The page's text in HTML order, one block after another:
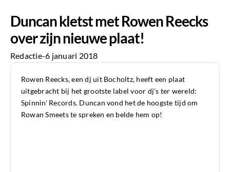
Duncan kletst met Rowen Reecks
over zijn nieuwe plaat!
Redactie-6 januari 2018
Rowen Reecks, een dj uit Bocholtz, heeft een plaat
uitgebracht bij het grootste label voor dj's ter wereld:
Spinnin' Records. Duncan vond het de hoogste tijd om
Rowan Smeets te spreken en belde hem op!